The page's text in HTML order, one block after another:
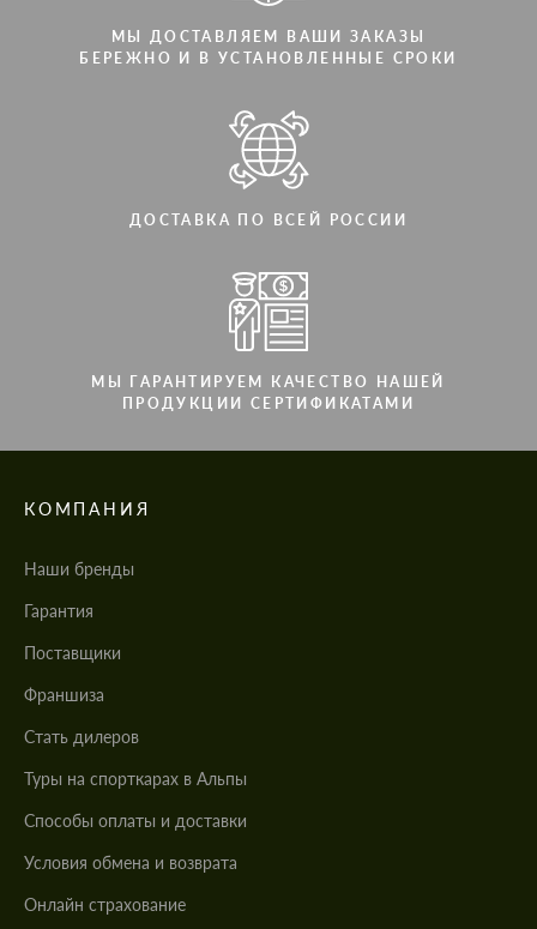
МЫ ДОСТАВЛЯЕМ ВАШИ ЗАКАЗЫ
БЕРЕЖНО И В УСТАНОВЛЕННЫЕ СРОКИ
ДОСТАВКА ПО ВСЕЙ РОССИИ
МЫ ГАРАНТИРУЕМ КАЧЕСТВО НАШЕЙ
ПРОДУКЦИИ СЕРТИФИКАТАМИ
КОМПАНИЯ
Наши бренды
Гарантия
Поставщики
Франшиза
Стать дилеров
Туры на спорткарах в Альпы
Cпособы оплаты и доставки
Условия обмена и возврата
Онлайн страхование